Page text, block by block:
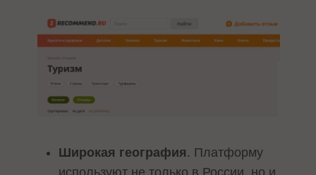
Широкая география . Платформу
используют не только в России, но и